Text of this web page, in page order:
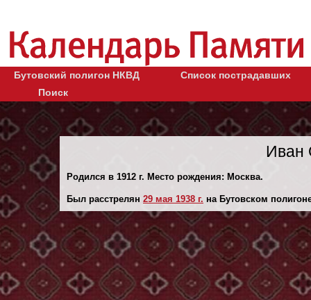
Бутовский полигон НКВД
Список пострадавших
Поиск
Иван
Родился в 1912 г. Место рождения: Москва.
Был расстрелян 29 мая 1938 г. на Бутовском